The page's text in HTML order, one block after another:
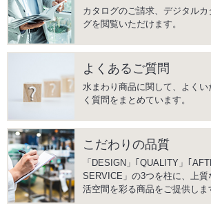
カタログのご請求、デジタルカ
グを閲覧いただけます。
よくあるご質問
水まわり商品に関して、よくい
く質問をまとめています。
こだわりの品質
「DESIGN」｢QUALITY」｢
SERVICE」の3つを柱に、上質
活空間を彩る商品をご提供しま